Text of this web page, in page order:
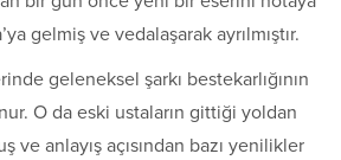
gelmiş ve vedalaşarak ayrılmıştır.
geleneksel şarkı bestekarlığının
O da eski ustaların gittiği yoldan
anlayış açısından bazı yenilikler